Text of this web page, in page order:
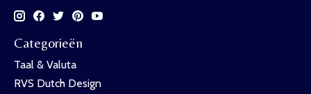
Categorieën
Taal & Valuta
RVS Dutch Design